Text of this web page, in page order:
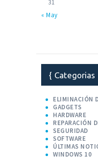
31
« May
Categorias
ELIMINACIÓN
GADGETS
HARDWARE
REPARACIÓN
SEGURIDAD
SOFTWARE
ÚLTIMAS
WINDOWS 10